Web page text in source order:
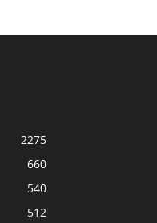
2275
660
540
512